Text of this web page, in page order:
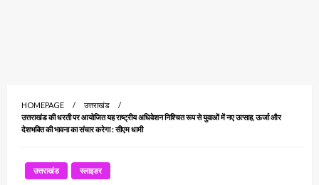
HOMEPAGE
उत्तराखंड
उत्तराखंड की धरती पर आयोजित यह राष्ट्रीय अधिवेशन निश्चित रूप से युवाओं में नए उत्साह, ऊर्जा और
देशभक्ति की भावना का संचार करेगा : सीएम धामी
उत्तराखंड स्लाइडर